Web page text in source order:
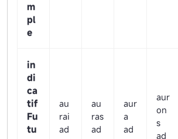
m
pl
e
in
di
ca
tif
Fu
tu
au
rai
ad
au
ras
ad
aur
a
ad
aur
on
s
ad